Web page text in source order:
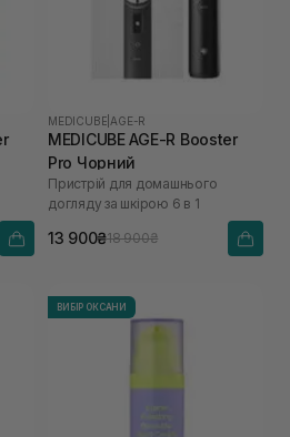
MEDICUBE AGE-R
MEDICUBE AGE-R Booster
Pro Чорний
Пристрій для домашнього
догляду за шкірою 6 в 1
13 900₴18 900₴
ВИБІР ОКСАНИ